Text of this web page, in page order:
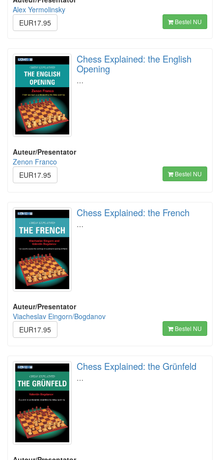
Alex Yermolinsky
EUR17.95
Bestel NU
Chess Explained: the English
Opening
…
Auteur/Presentator
Zenon Franco
EUR17.95
Bestel NU
Chess Explained: the French
…
Auteur/Presentator
Viacheslav Eingorn/Bogdanov
EUR17.95
Bestel NU
Chess Explained: the Grünfeld
…